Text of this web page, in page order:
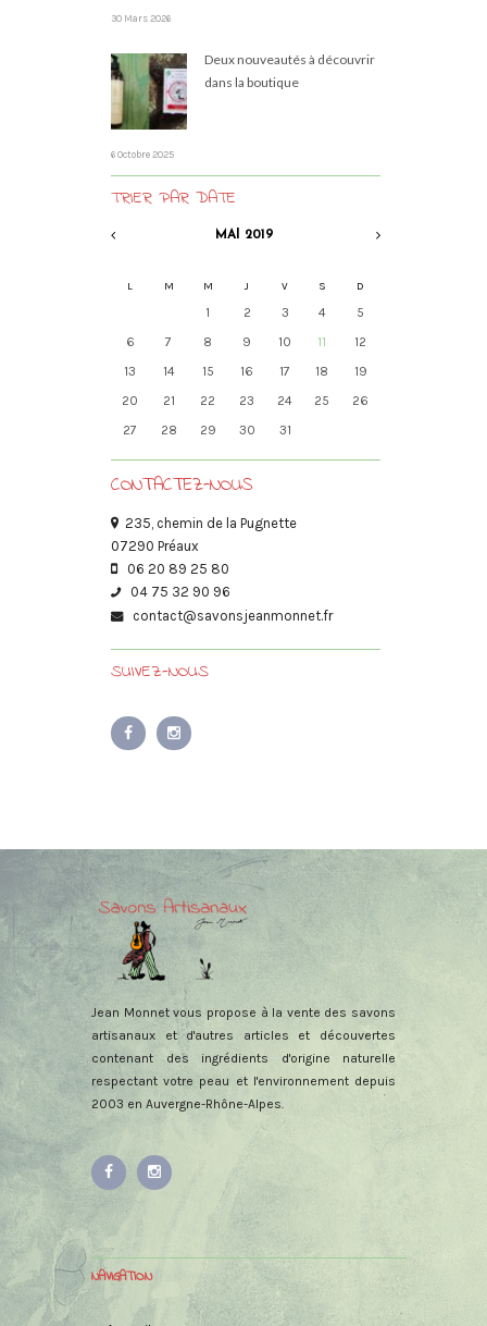
30 Mars 2026
Deux nouveautés à découvrir
dans la boutique
6 Octobre 2025
TRIER PAR DATE
MAI 2019
L M M J V S D
1 2 3 4
5
6
7 8 9 10 11
12
13
14 15 16 17 18
19
20
21 22 23 24 25
26
27
28 29 30 31
CONTACTEZ-NOUS
235, chemin de la Pugnette
07290 Préaux
06 20 89 25 80
04 75 32 90 96
contact@savonsjeanmonnet.fr
SUIVEZ-NOUS
Jean Monnet vous propose à la vente des savons
artisanaux et d'autres articles et découvertes
contenant des ingrédients d'origine naturelle
respectant votre peau et l'environnement depuis
2003 en Auvergne-Rhône-Alpes.
NAVIGATION